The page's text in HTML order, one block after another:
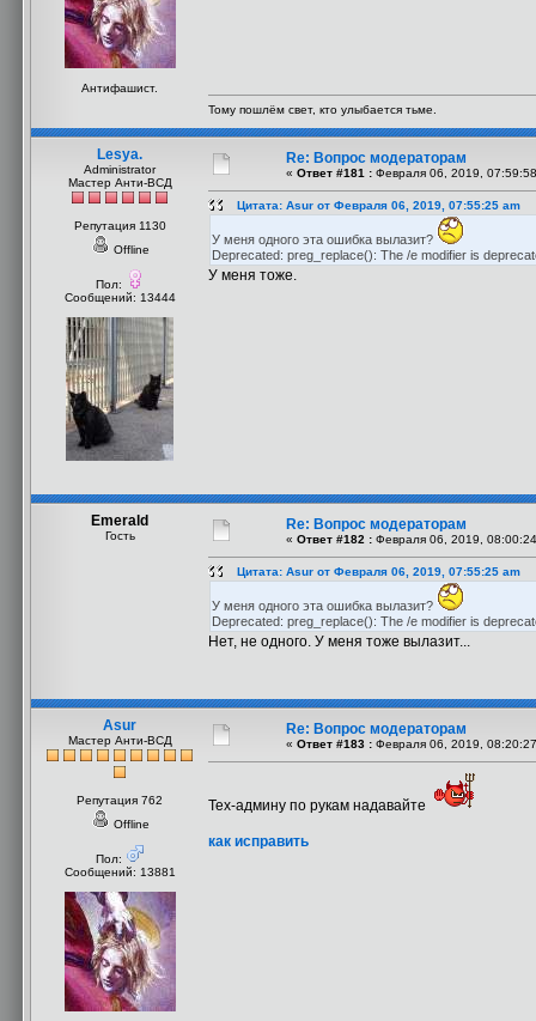
Антифашист.
Тому пошлём свет, кто улыбается тьме.
Lesya.
Administrator
Мастер Анти-ВСД
Репутация 1130
Offline
Пол:
Сообщений: 13444
Re: Вопрос модераторам
« Ответ #181 : Февраля 06, 2019,
Цитата: Asur от Февраля 06, 2019, 07:55:25 am
У меня одного эта ошибка вылазит?
Deprecated: preg_replace(): The /e modifier is
У меня тоже.
Emerald
Гость
Re: Вопрос модераторам
« Ответ #182 : Февраля 06, 2019,
Цитата: Asur от Февраля 06, 2019, 07:55:25 am
У меня одного эта ошибка вылазит?
Deprecated: preg_replace(): The /e modifier is
Нет, не одного. У меня тоже вылазит...
Asur
Мастер Анти-ВСД
Репутация 762
Offline
Пол:
Сообщений: 13881
Re: Вопрос модераторам
« Ответ #183 : Февраля 06, 2019,
Тех-админу по рукам надавайте
как исправить